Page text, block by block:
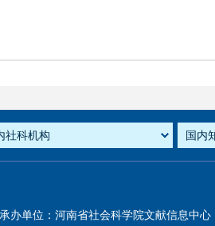
办单位：河南省社会科学院文献信息中心